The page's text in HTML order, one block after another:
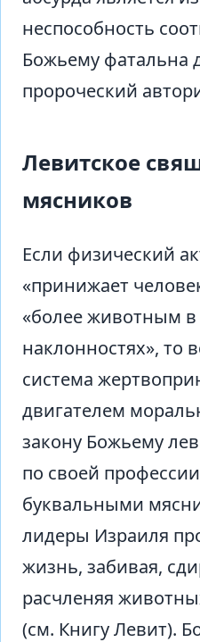
неспособность
Божьему фатальна
пророческий
Левитское
мясников
Если физический
«принижает
«более животным в
наклонностях», то
система
двигателем
закону Божьему
по своей
буквальными
лидеры Израиля
жизнь, забивая,
расчленяя
(см. Книгу Левит).